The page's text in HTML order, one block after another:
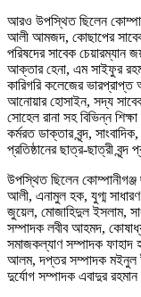
আরও উপস্থিত ছিলেন
আলী আমজদ, কোছাপের সাবেক
পরিষদের সাবেক চেয়ারম্যান
আক্তার হেনা, এম সাইফুর
কারিগরি কলেজের
আনোয়ার হোসাইন, সদ্য
সোহেল রানা সহ বিভিন্ন
কর্মরত ডাক্তার বৃন্দ,
প্রতিষ্ঠানের ছাত্র-ছাত্রী বৃন্দ
উপস্থিত ছিলেন
আলী, এনামুল হক, যুগ্ম
জুয়েল, মোজাহিদুল ইসলাম,
সম্পাদক লবীব আহমদ,
সমাজকল্যাণ সম্পাদক ফাহাদ
আলম, দপ্তর সম্পাদক মইনুল
দুর্যোগ সম্পাদক এবাদুর